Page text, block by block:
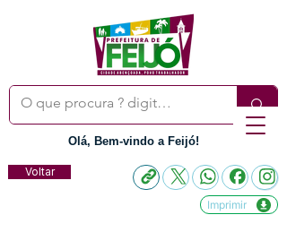
Olá, Bem-vindo a Feijó!
Voltar
Imprimir